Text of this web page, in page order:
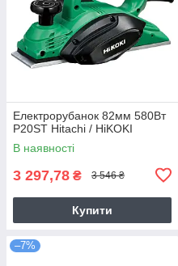
Електрорубанок 82мм 580Вт
P20ST Hitachi / HiKOKI
В наявності
3 297,78 ₴ 3 546 ₴
Купити
–7%